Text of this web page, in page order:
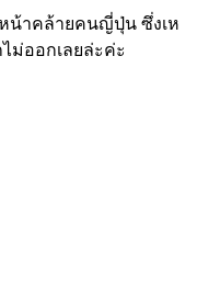
น้าคล้ายคนญี่ปุ่น ซึ่งเห
ม่ออกเลยล่ะค่ะ